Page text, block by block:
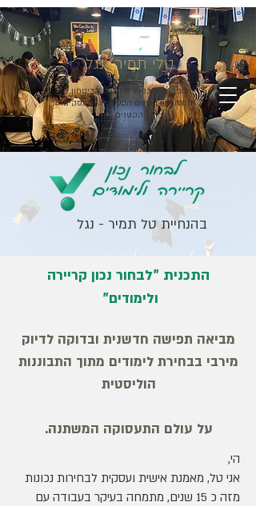
טלי תמיר- נגל
מפתחת תוכניות להעלאת הביטחון
והמסוגלות בתחום התעסוקה והעסקים
הקטנים
בהנחיית טל תמיר - נגל
התכנית "לבחור נכון קריירה
ולימודים"
מביאה תפישה חדשנית ובדוקה לדיוק
מירבי בבחירת לימודים מתוך התבוננות
הוליסטית
על עולם התעסוקה המשתנה.
הי,
אני טל, מאמנת אישית ועסקית לבחירות נכונות
מזה כ 15 שנים, מתמחה בעיקר בעבודה עם